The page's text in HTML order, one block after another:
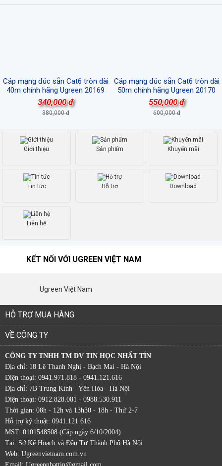
Cáp mạng đúc sẵn Cat6 tròn dài
40m chính hãng Ugreen 20169
cao cấp
340,000 đ
380,000 đ
Cáp mạng đúc sẵn Cat6 tròn dài
50m chính hãng Ugreen 20170
cao cấp
550,000 đ
600,000 đ
Giới thiệu Sản phẩm Khuyến mãi
Tin tức Hỗ trợ Download
Liên hệ
KẾT NỐI VỚI UGREEN VIỆT NAM
Ugreen Việt Nam
HỖ TRỢ MUA HÀNG
VỀ CÔNG TY
CÔNG TY TNHH TM DV TIN HỌC NHẤT TÍN
Địa chỉ: 18 Lê Thanh Nghị - Bạch Mai - Hà Nội
Điện thoại: 0941.971.818 - 0941.121.616
Địa chỉ: 7B Trung Kính - Yên Hòa - Hà Nội
Điện thoại: 0912.828.081 - 0988.530.911
Thời gian: 08h - 12h và 13h30 - 18h - Thứ 2-7
Hỗ trợ kỹ thuật: 0941.121.616
MST: 0101548508 (Cấp ngày 6/10/2004)
Tại: Sở Kế Hoạch và Đầu Tư Thành Phố Hà Nội
Web: Ugreenvietnam.com.vn